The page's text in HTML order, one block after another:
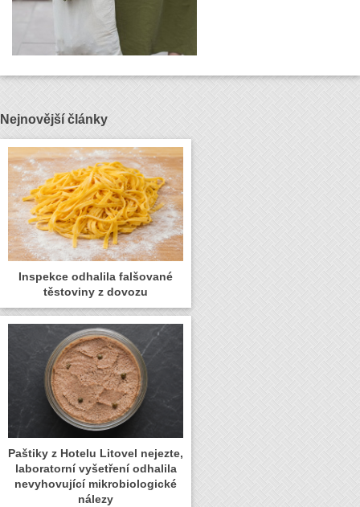
Nejnovější články
Inspekce odhalila falšované
těstoviny z dovozu
Paštiky z Hotelu Litovel nejezte,
laboratorní vyšetření odhalila
nevyhovující mikrobiologické
nálezy